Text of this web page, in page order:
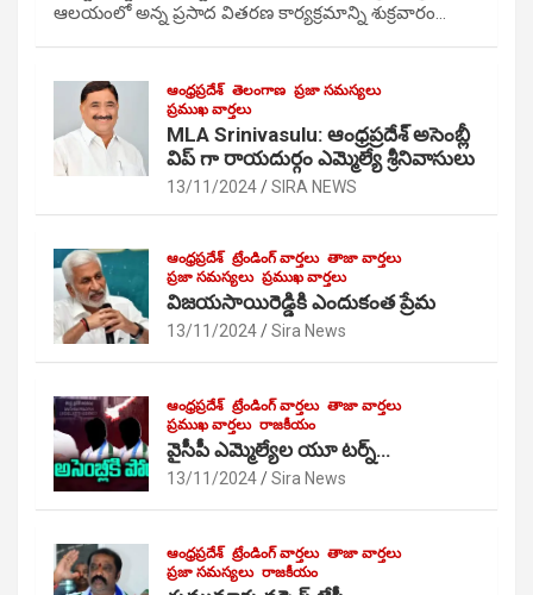
ఆలయంలో అన్న ప్రసాద వితరణ కార్యక్రమాన్ని శుక్రవారం…
ఆంధ్రప్రదేశ్ తెలంగాణ ప్రజా సమస్యలు
ప్రముఖ వార్తలు
MLA Srinivasulu: ఆంధ్రప్రదేశ్ అసెంబ్లీ
విప్ గా రాయదుర్గం ఎమ్మెల్యే శ్రీనివాసులు
13/11/2024 SIRA NEWS
ఆంధ్రప్రదేశ్ ట్రేండింగ్ వార్తలు తాజా వార్తలు
ప్రజా సమస్యలు ప్రముఖ వార్తలు
విజయసాయిరెడ్డికి ఎందుకంత ప్రేమ
13/11/2024 Sira News
ఆంధ్రప్రదేశ్ ట్రేండింగ్ వార్తలు తాజా వార్తలు
ప్రముఖ వార్తలు రాజకీయం
వైసీపీ ఎమ్మెల్యేల యూ టర్న్…
13/11/2024 Sira News
ఆంధ్రప్రదేశ్ ట్రేండింగ్ వార్తలు తాజా వార్తలు
ప్రజా సమస్యలు రాజకీయం